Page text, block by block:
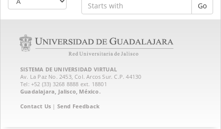
Go
SISTEMA DE UNIVERSIDAD VIRTUAL
Av. La Paz No. 2453, Col. Arcos Sur. C.P. 44130
Tel: +52 (33) 3268 8888‏ ext. 18801
Guadalajara, Jalisco, México.
Contact Us | Send Feedback